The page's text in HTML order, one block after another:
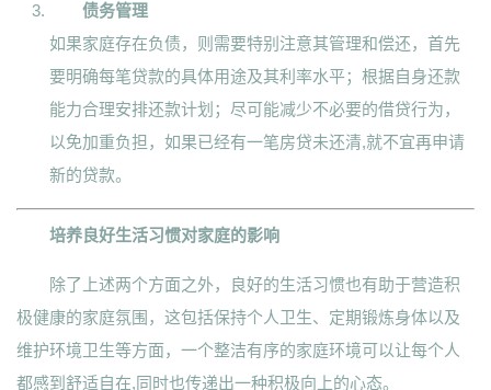
债务管理
如果家庭存在负债，则需要特别注意其管理和偿还，首先
要明确每笔贷款的具体用途及其利率水平；根据自身还款
能力合理安排还款计划；尽可能减少不必要的借贷行为，
以免加重负担，如果已经有一笔房贷未还清,就不宜再申请
新的贷款。
培养良好生活习惯对家庭的影响
除了上述两个方面之外，良好的生活习惯也有助于营造积
极健康的家庭氛围，这包括保持个人卫生、定期锻炼身体以及
维护环境卫生等方面，一个整洁有序的家庭环境可以让每个人
都感到舒适自在,同时也传递出一种积极向上的心态。